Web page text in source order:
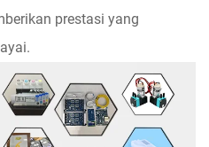
prestasi yang